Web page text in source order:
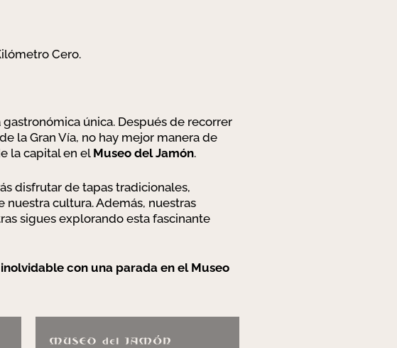
Cero.
única. Después de recorrer
la Gran Vía, no hay mejor manera de
la capital en el Museo del Jamón.
disfrutar de tapas tradicionales,
cultura. Además, nuestras
sigues explorando esta fascinante
con una parada en el Museo